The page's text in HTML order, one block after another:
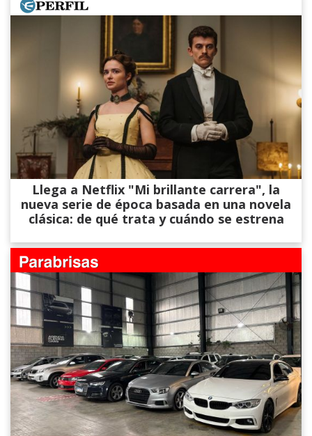
Llega a Netflix "Mi brillante carrera", la
nueva serie de época basada en una novela
clásica: de qué trata y cuándo se estrena